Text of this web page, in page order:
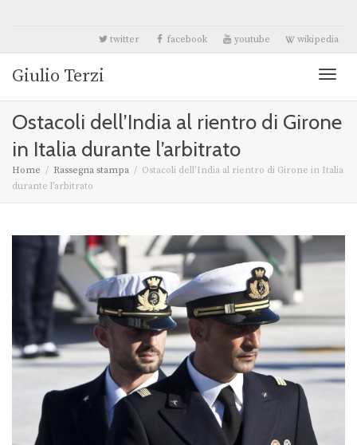
twitter facebook youtube wikipedia
Giulio Terzi
Ostacoli dell’India al rientro di Girone
in Italia durante l’arbitrato
Home Rassegna stampa
Ostacoli dell’India al rientro di Girone in Italia
durante l’arbitrato